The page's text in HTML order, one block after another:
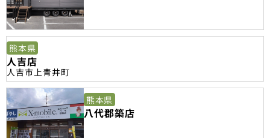
熊本県
人吉店
人吉市上青井町
熊本県
八代郡築店